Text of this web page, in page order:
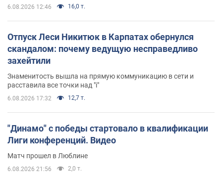
6.08.2026 12:46 16,0 т.
Отпуск Леси Никитюк в Карпатах обернулся
скандалом: почему ведущую несправедливо
захейтили
Знаменитость вышла на прямую коммуникацию в сети и
расставила все точки над "i"
6.08.2026 17:32 12,7 т.
"Динамо" с победы стартовало в квалификации
Лиги конференций. Видео
Матч прошел в Люблине
6.08.2026 21:56 2,0 т.